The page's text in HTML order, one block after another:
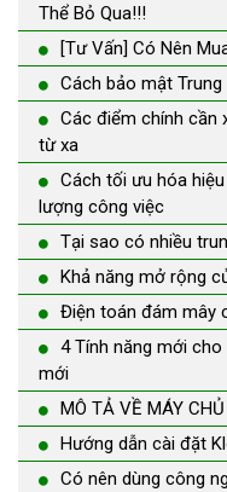
Thể Bỏ Qua!!!
[Tư Vấn] Có Nên
Cách bảo mật
Các điểm chính cần
từ xa
Cách tối ưu hóa
lượng công việc
Tại sao có nhiều
Khả năng mở rộng
Điện toán đám mây
4 Tính năng mới
mới
MÔ TẢ VỀ MÁY CHỦ
Hướng dẫn cài đặt
Có nên dùng công